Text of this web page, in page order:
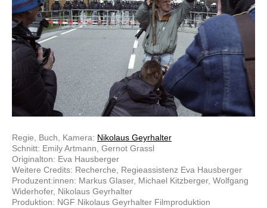
Regie, Buch, Kamera: Nikolaus Geyrhalter
Schnitt: Emily Artmann, Gernot Grassl
Originalton: Eva Hausberger
Weitere Credits: Recherche, Regieassistenz Eva Hausberger
Produzent:innen: Markus Glaser, Michael Kitzberger, Wolfgang
Widerhofer, Nikolaus Geyrhalter
Produktion: NGF Nikolaus Geyrhalter Filmproduktion